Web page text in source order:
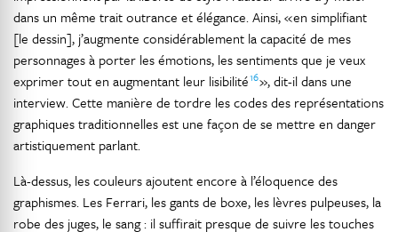
dans un même trait outrance et élégance. Ainsi, « en simplifiant
[le dessin], j’augmente considérablement la capacité de mes
personnages à porter les émotions, les sentiments que je veux
exprimer tout en augmentant leur lisibilité16», dit-il dans une
interview. Cette manière de tordre les codes des représentations
graphiques traditionnelles est une façon de se mettre en danger
artistiquement parlant.
Là-dessus, les couleurs ajoutent encore à l’éloquence des
graphismes. Les Ferrari, les gants de boxe, les lèvres pulpeuses, la
robe des juges, le sang : il suffirait presque de suivre les touches